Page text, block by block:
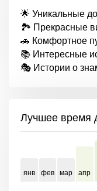
🌟 Уникальные
🏞 Прекрасные
🚗 Комфортное
📚 Интересные
🎭 Истории о
Лучшее время
янв фев мар апр